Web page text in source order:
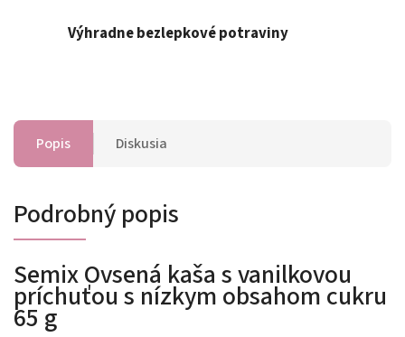
Výhradne bezlepkové potraviny
Popis Diskusia
Podrobný popis
Semix Ovsená kaša s vanilkovou
príchuťou s nízkym obsahom cukru
65 g